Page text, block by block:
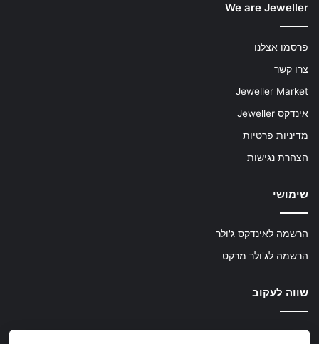
We are Jeweller
פרסמו אצלנו
צרו קשר
Jeweller Market
אינדקס Jeweller
מדיניות פרטיות
הצהרת נגישות
שימושי
הרשמה לאינדקס ג'ולר
הרשמה לג'ולר מרקט
שווה לעקוב